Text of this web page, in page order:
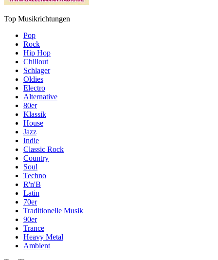
Top Musikrichtungen
Pop
Rock
Hip Hop
Chillout
Schlager
Oldies
Electro
Alternative
80er
Klassik
House
Jazz
Indie
Classic Rock
Country
Soul
Techno
R'n'B
Latin
70er
Traditionelle Musik
90er
Trance
Heavy Metal
Ambient